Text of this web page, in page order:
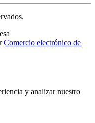
Comercio electrónico de
y analizar nuestro